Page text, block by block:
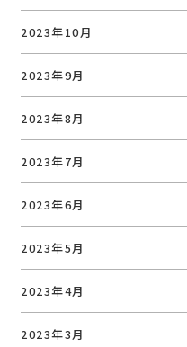
2023年10月
2023年9月
2023年8月
2023年7月
2023年6月
2023年5月
2023年4月
2023年3月